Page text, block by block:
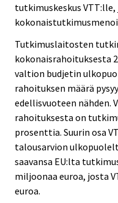
tutkimuskeskus
Tutkimuslaitosten
kokonaisrahoituksesta
valtion budjetin
rahoituksen määrä
edellisvuoteen nähden.
rahoituksesta on
prosenttia. Suurin osa
talousarvion
saavansa EU:lta
miljoonaa euroa, josta
euroa.